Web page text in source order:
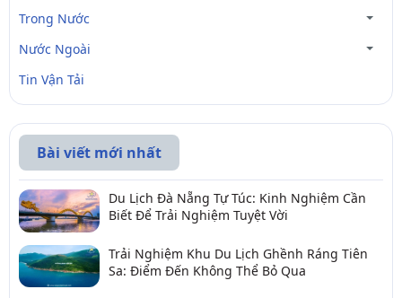
Trong Nước
Nước Ngoài
Tin Vận Tải
Bài viết mới nhất
Du Lịch Đà Nẵng Tự Túc: Kinh Nghiệm Cần
Biết Để Trải Nghiệm Tuyệt Vời
Trải Nghiệm Khu Du Lịch Ghềnh Ráng Tiên
Sa: Điểm Đến Không Thể Bỏ Qua